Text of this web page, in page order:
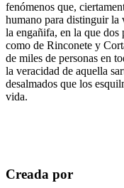
fenómenos que,
humano para distinguir la
la engañifa, en la que dos
como de Rinconete y
de miles de personas en
la veracidad de aquella
desalmados que los
vida.
Creada por